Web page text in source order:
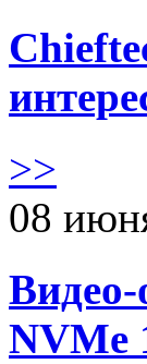
>>
08
Видео-
NVMe